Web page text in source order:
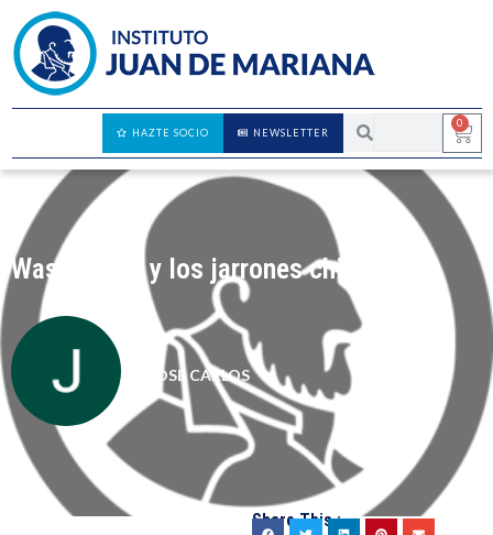
0
NEWSLETTER
HAZTE SOCIO
Washington y los jarrones chinos
JOSÉ CARLOS
Share This :